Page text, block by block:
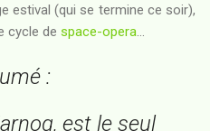
estival (qui se termine ce soir),
cycle de space-opera...
:
est le seul